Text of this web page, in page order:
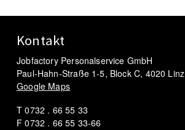
Kontakt
Jobfactory Personalservice GmbH
Paul-Hahn-Straße 1-5, Block C, 4020 Linz
Google Maps
T 0732 . 66 55 33
F 0732 . 66 55 33-66